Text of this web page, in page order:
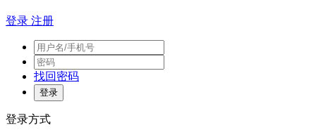
登录 注册
找回密码
登录方式